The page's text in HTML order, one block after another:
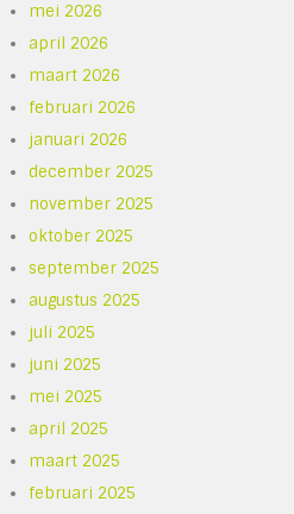
mei 2026
april 2026
maart 2026
februari 2026
januari 2026
december 2025
november 2025
oktober 2025
september 2025
augustus 2025
juli 2025
juni 2025
mei 2025
april 2025
maart 2025
februari 2025